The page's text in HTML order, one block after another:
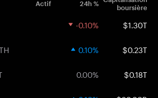
Actif 24h %
boursière
-0.10% $1.30T
0.10% $0.23T
0.00% $0.18T